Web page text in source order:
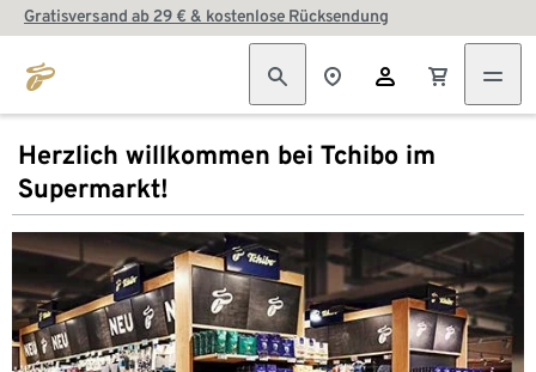
Gratisversand ab 29 € & kostenlose Rücksendung
Herzlich willkommen bei Tchibo im
Supermarkt!